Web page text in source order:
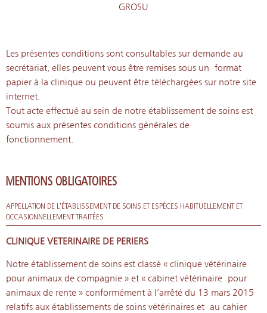
GROSU
Les présentes conditions sont consultables sur demande au
secrétariat, elles peuvent vous être remises sous un format
papier à la clinique ou peuvent être téléchargées sur notre site
internet.
Tout acte effectué au sein de notre établissement de soins est
soumis aux présentes conditions générales de
fonctionnement.
MENTIONS OBLIGATOIRES
APPELLATION DE L'ÉTABLISSEMENT DE SOINS ET ESPÈCES HABITUELLEMENT ET
OCCASIONNELLEMENT TRAITÉES
CLINIQUE VETERINAIRE DE PERIERS
Notre établissement de soins est classé « clinique vétérinaire
pour animaux de compagnie » et « cabinet vétérinaire pour
animaux de rente » conformément à l’arrêté du 13 mars 2015
relatifs aux établissements de soins vétérinaires et au cahier